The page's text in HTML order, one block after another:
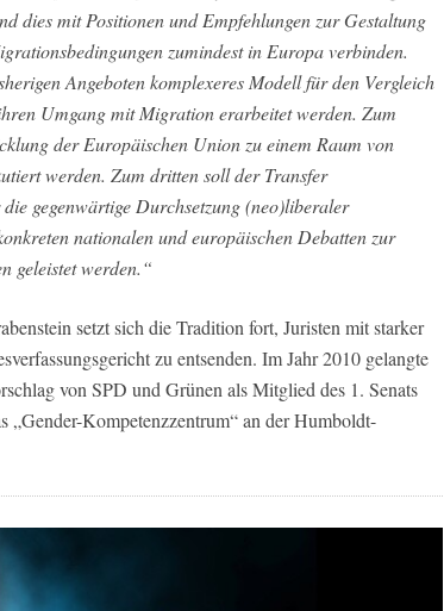
dies mit Positionen und Empfehlungen zur Gestaltung
zumindest in Europa verbinden.
Angeboten komplexeres Modell für den Vergleich
Umgang mit Migration erarbeitet werden. Zum
der Europäischen Union zu einem Raum von
werden. Zum dritten soll der Transfer
gegenwärtige Durchsetzung (neo)liberaler
nationalen und europäischen Debatten zur
geleistet werden.“
setzt sich die Tradition fort, Juristen mit starker
zu entsenden. Im Jahr 2010 gelangte
von SPD und Grünen als Mitglied des 1. Senats
„Gender-Kompetenzzentrum“ an der Humboldt-